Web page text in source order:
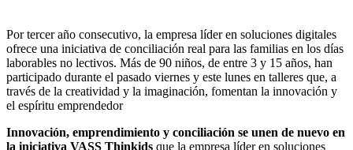
Por tercer año consecutivo, la empresa líder en soluciones digitales
ofrece una iniciativa de conciliación real para las familias en los días
laborables no lectivos. Más de 90 niños, de entre 3 y 15 años, han
participado durante el pasado viernes y este lunes en talleres que, a
través de la creatividad y la imaginación, fomentan la innovación y
el espíritu emprendedor
Innovación, emprendimiento y conciliación se unen de nuevo en
la iniciativa VASS Thinkids que la empresa líder en soluciones